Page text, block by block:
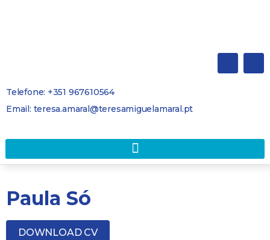
Telefone: +351 967610564
Email: teresa.amaral@teresamiguelamaral.pt
Paula Só
DOWNLOAD CV